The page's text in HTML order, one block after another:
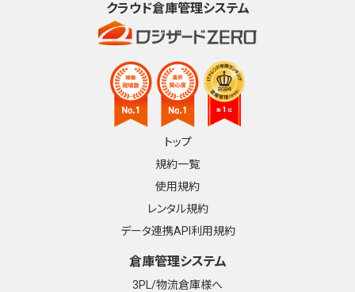
クラウド倉庫管理システム
トップ
規約一覧
使用規約
レンタル規約
データ連携API利用規約
倉庫管理システム
3PL/物流倉庫様へ